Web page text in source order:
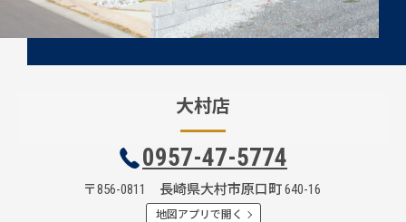
大村店
0957-47-5774
〒856-0811 長崎県大村市原口町 640-16
地図アプリで開く